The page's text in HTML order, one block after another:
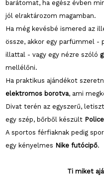
barátomat, ha egész évben
jól elraktározom magamban.
Ha még kevésbé ismered az
össze, akkor egy parfümmel -
illattal - vagy egy nézre szóló
mellélőni.
Ha praktikus ajándékot
elektromos borotva, ami
Divat terén az egyszerű,
egy szép, bőrből készült
A sportos férfiaknak pedig
egy kényelmes Nike futócipő.
Ti miket